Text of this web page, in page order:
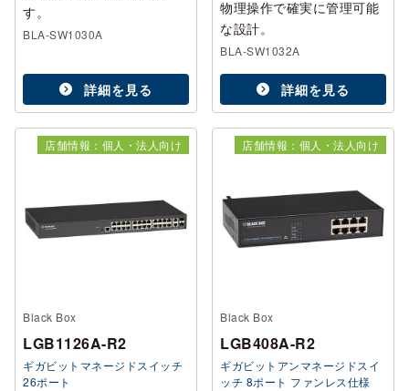
す。
BLA-SW1030A
詳細を見る
物理操作で確実に管理可能
な設計。
BLA-SW1032A
詳細を見る
店舗情報：個人・法人向け
Black Box
LGB1126A-R2
ギガビットマネージドスイッチ
26ポート
店舗情報：個人・法人向け
Black Box
LGB408A-R2
ギガビットアンマネージドスイ
ッチ 8ポート ファンレス仕様